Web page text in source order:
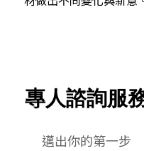
專人諮詢服
邁出你的第一步